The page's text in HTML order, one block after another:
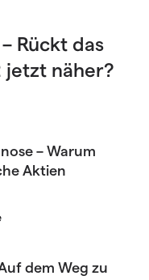
Rückt das
jetzt näher?
– Warum
Aktien
dem Weg zu